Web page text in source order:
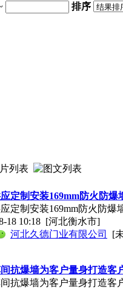
排序
定制安装169mm防火防
定制安装169mm防火防
18 10:18 [河北衡水市]
河北久德门业有限公司
[
抗爆墙为客户量身打造客
抗爆墙为客户量身打造客